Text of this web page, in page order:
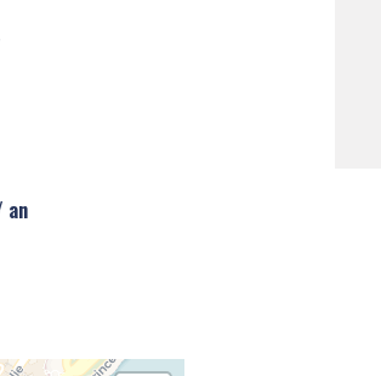
an